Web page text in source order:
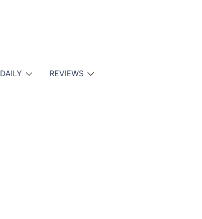
DAILY REVIEWS